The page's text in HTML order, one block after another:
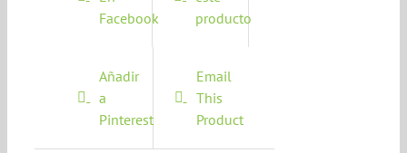
Facebook
producto
Añadir
a
Pinterest
Email
This
Product